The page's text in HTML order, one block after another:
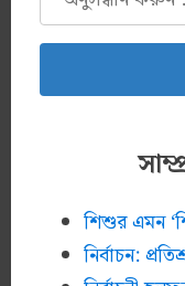
শিশুর এমন
নির্বাচন: